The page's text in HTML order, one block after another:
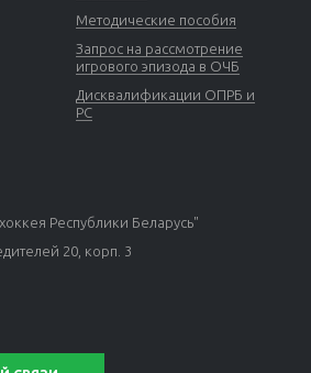
Методические пособия
Запрос на рассмотрение
игрового эпизода в ОЧБ
Дисквалификации ОПРБ и
РС
Республики Беларусь"
20, корп. 3